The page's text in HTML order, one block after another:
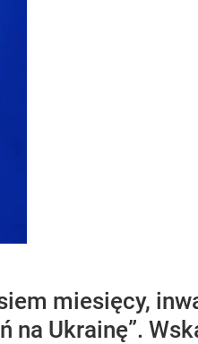
miesięcy,
Ukrainę”.